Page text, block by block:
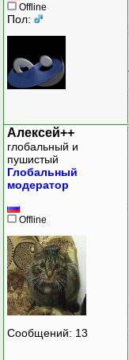
Offline
Пол:
Алексей++
глобальный и
пушистый
Глобальный
модератор
Offline
Сообщений: 13